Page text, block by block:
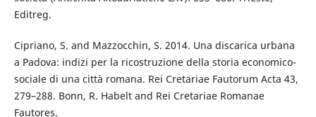
Editreg.
Cipriano, S. and Mazzocchin, S. 2014. Una discarica urbana
a Padova: indizi per la ricostruzione della storia economico-
sociale di una città romana. Rei Cretariae Fautorum Acta 43,
279–288. Bonn, R. Habelt and Rei Cretariae Romanae
Fautores.